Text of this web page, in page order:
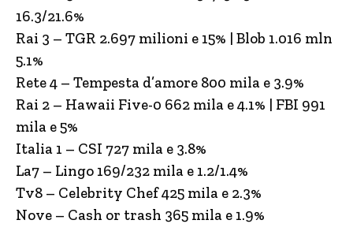
16.3/21.6%
Rai 3 – TGR 2.697 milioni e 15% | Blob 1.016 mln
5.1%
Rete 4 – Tempesta d’amore 800 mila e 3.9%
Rai 2 – Hawaii Five-0 662 mila e 4.1% | FBI 991
mila e 5%
Italia 1 – CSI 727 mila e 3.8%
La7 – Lingo 169/232 mila e 1.2/1.4%
Tv8 – Celebrity Chef 425 mila e 2.3%
Nove – Cash or trash 365 mila e 1.9%